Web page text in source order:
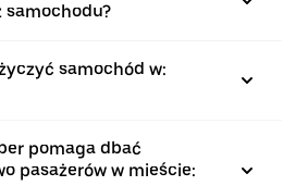
samochodu?
samochód w:
pomaga dbać
pasażerów w mieście: